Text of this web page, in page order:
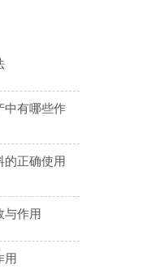
中有哪些作
的正确使用
与作用
用